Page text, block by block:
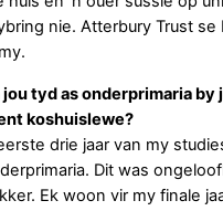
nie. Atterbury Trust se
tyd as onderprimaria by
koshuislewe?
drie jaar van my
Dit was
Ek woon vir my finale